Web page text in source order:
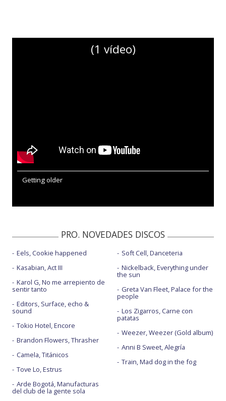
(1 vídeo)
Getting older
PRO. NOVEDADES DISCOS
Eels, Cookie happened
Kasabian, Act III
Karol G, No me arrepiento de
sentir tanto
Editors, Surface, echo &
sound
Tokio Hotel, Encore
Brandon Flowers, Thrasher
Camela, Titánicos
Tove Lo, Estrus
Arde Bogotá, Manufacturas
del club de la gente sola
Soft Cell, Danceteria
Nickelback, Everything under
the sun
Greta Van Fleet, Palace for the
people
Los Zigarros, Carne con
patatas
Weezer, Weezer (Gold album)
Anni B Sweet, Alegría
Train, Mad dog in the fog